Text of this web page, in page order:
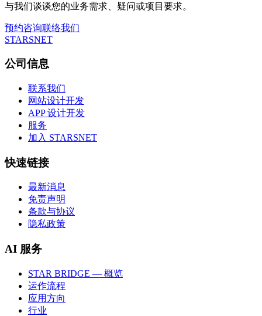
与我们谈谈您的业务需求、疑问或项目要求。
预约咨询联络我们
STARSNET
公司信息
联系我们
网站设计开发
APP 设计开发
服务
加入 STARSNET
快速链接
最新消息
免责声明
条款与协议
隐私政策
AI 服务
STAR BRIDGE — 概览
运作流程
应用方向
行业